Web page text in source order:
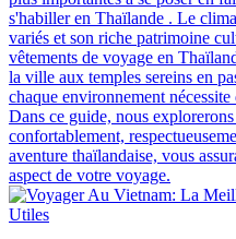
s'habiller en Thaïlande . Le
variés et son riche patrimoine
vêtements de voyage en
la ville aux temples sereins en
chaque environnement
Dans ce guide, nous
confortablement,
aventure thaïlandaise, vous
aspect de votre voyage.